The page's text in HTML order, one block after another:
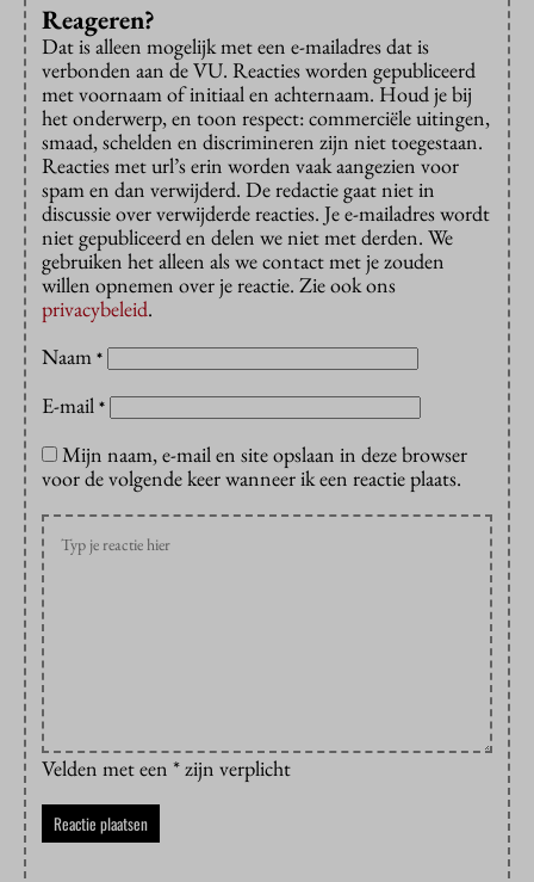
Reageren?
Dat is alleen mogelijk met een e-mailadres dat is
verbonden aan de VU. Reacties worden gepubliceerd
met voornaam of initiaal en achternaam. Houd je bij
het onderwerp, en toon respect: commerciële uitingen,
smaad, schelden en discrimineren zijn niet toegestaan.
Reacties met url’s erin worden vaak aangezien voor
spam en dan verwijderd. De redactie gaat niet in
discussie over verwijderde reacties. Je e-mailadres wordt
niet gepubliceerd en delen we niet met derden. We
gebruiken het alleen als we contact met je zouden
willen opnemen over je reactie. Zie ook ons
privacybeleid.
Naam *
E-mail *
Mijn naam, e-mail en site opslaan in deze browser
voor de volgende keer wanneer ik een reactie plaats.
Velden met een * zijn verplicht